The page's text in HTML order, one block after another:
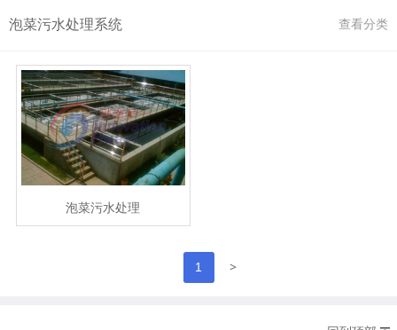
泡菜污水处理系统 查看分类
泡菜污水处理
1 >